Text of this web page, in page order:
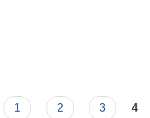
1 2 3 4